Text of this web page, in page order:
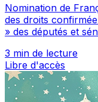
Nomination de
des droits
» des députés et
3 min de lecture
Libre d'accès